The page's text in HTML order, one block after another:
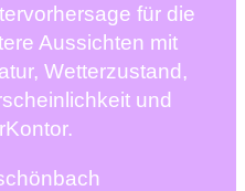
für die
Aussichten mit
Wetterzustand,
und